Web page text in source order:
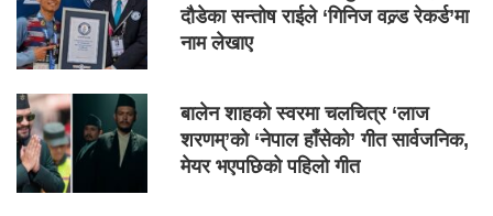
दौडेका सन्तोष राईले ‘गिनिज वल्र्ड रेकर्ड’मा
नाम लेखाए
बालेन शाहको स्वरमा चलचित्र ‘लाज
शरणम्’को ‘नेपाल हाँसेको’ गीत सार्वजनिक,
मेयर भएपछिको पहिलो गीत